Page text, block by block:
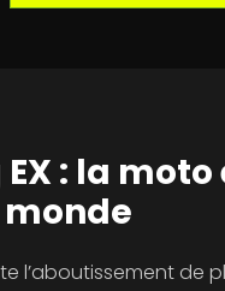
EX : la
l’aboutissement de